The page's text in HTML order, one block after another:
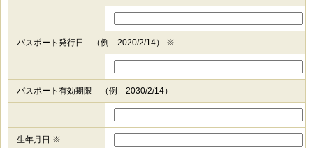
パスポート発行日 （例 2020/2/14） ※
パスポート有効期限 （例 2030/2/14）
生年月日 ※